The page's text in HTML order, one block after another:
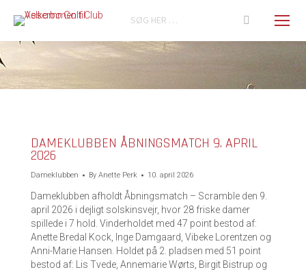
Search:
DAMEKLUBBEN ÅBNINGSMATCH 9. APRIL
2026
Dameklubben By Anette Perk 10. april 2026
Dameklubben afholdt Åbningsmatch – Scramble den 9.
april 2026 i dejligt solskinsvejr, hvor 28 friske damer
spillede i 7 hold. Vinderholdet med 47 point bestod af:
Anette Bredal Kock, Inge Damgaard, Vibeke Lorentzen og
Anni-Marie Hansen. Holdet på 2. pladsen med 51 point
bestod af: Lis Tvede, Annemarie Wørts, Birgit Bistrup og